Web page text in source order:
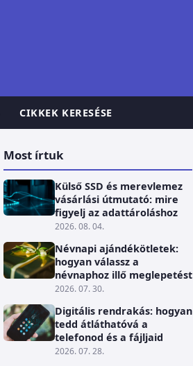
CIKKEK KERESÉSE
Most írtuk
Külső SSD és merevlemez
vásárlási útmutató: mire
figyelj az adattároláshoz
2026. 08. 04.
Névnapi ajándékötletek:
hogyan válassz a
névnaphoz illő meglepetést
2026. 07. 30.
Digitális rendrakás: hogyan
tedd átláthatóvá a
telefonod és a fájljaid
2026. 07. 28.